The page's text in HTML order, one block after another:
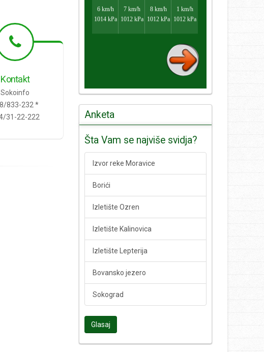
Kontakt
Sokoinfo
833-232 *
31-22-222
Anketa
Šta Vam se najviše svidja?
Izvor reke Moravice
Borići
Izletište Ozren
Izletište Kalinovica
Izletište Lepterija
Bovansko jezero
Sokograd
Glasaj